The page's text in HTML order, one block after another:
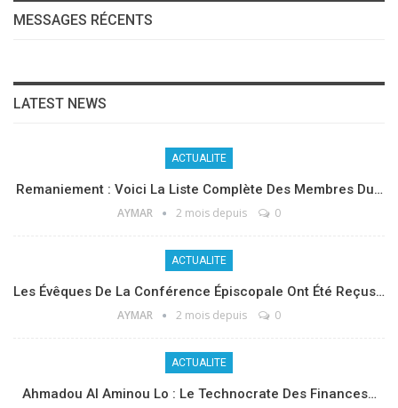
MESSAGES RÉCENTS
LATEST NEWS
ACTUALITE
Remaniement : Voici La Liste Complète Des Membres Du…
AYMAR 2 mois depuis 0
ACTUALITE
Les Évêques De La Conférence Épiscopale Ont Été Reçus…
AYMAR 2 mois depuis 0
ACTUALITE
Ahmadou Al Aminou Lo : Le Technocrate Des Finances…